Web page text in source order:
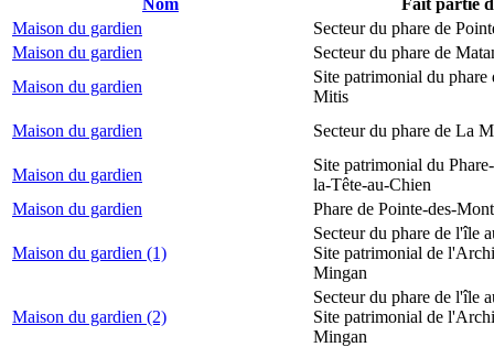
Nom
Fait partie
Maison du gardien
Secteur du phare de
Maison du gardien
Secteur du phare de
Maison du gardien
Site patrimonial du phare
Mitis
Maison du gardien
Secteur du phare de La
Maison du gardien
Site patrimonial du
la-Tête-au-Chien
Maison du gardien
Phare de Pointe-des-
Maison du gardien (1)
Secteur du phare de l'île
Site patrimonial de
Mingan
Maison du gardien (2)
Secteur du phare de l'île
Site patrimonial de
Mingan